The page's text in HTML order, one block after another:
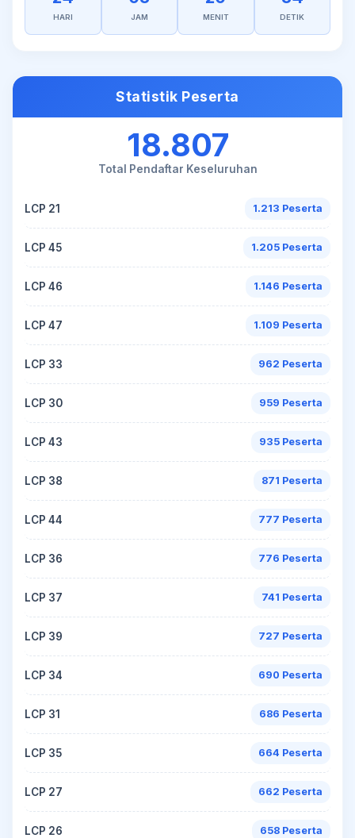
HARI JAM MENIT DETIK
Statistik Peserta
18.807
Total Pendaftar Keseluruhan
LCP 21 1.213 Peserta
LCP 45 1.205 Peserta
LCP 46 1.146 Peserta
LCP 47 1.109 Peserta
LCP 33 962 Peserta
LCP 30 959 Peserta
LCP 43 935 Peserta
LCP 38 871 Peserta
LCP 44 777 Peserta
LCP 36 776 Peserta
LCP 37 741 Peserta
LCP 39 727 Peserta
LCP 34 690 Peserta
LCP 31 686 Peserta
LCP 35 664 Peserta
LCP 27 662 Peserta
LCP 26 658 Peserta